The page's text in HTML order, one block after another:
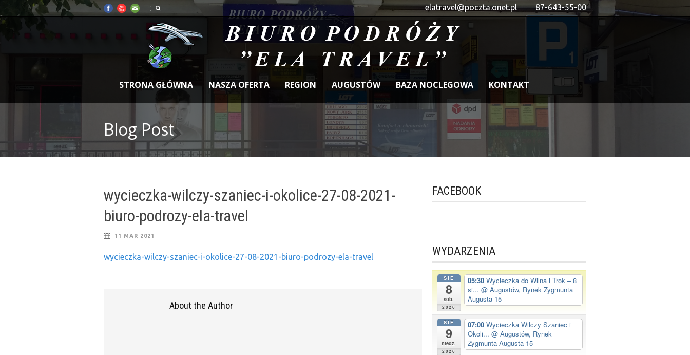
elatravel@poczta.onet.pl 87-643-55-00
STRONA GŁÓWNA NASZA OFERTA REGION AUGUSTÓW BAZA NOCLEGOWA KONTAKT
Blog Post
wycieczka-wilczy-szaniec-i-okolice-27-08-2021-
biuro-podrozy-ela-travel
11 MAR 2021
wycieczka-wilczy-szaniec-i-okolice-27-08-2021-biuro-podrozy-ela-travel
About the Author
FACEBOOK
WYDARZENIA
SIE
8
sob.
2026
05:30 Wycieczka do Wilna i Trok – 8
si... @ Augustów, Rynek Zygmunta
Augusta 15
SIE
9
niedz.
2026
07:00 Wycieczka Wilczy Szaniec i
Okoli... @ Augustów, Rynek
Zygmunta Augusta 15